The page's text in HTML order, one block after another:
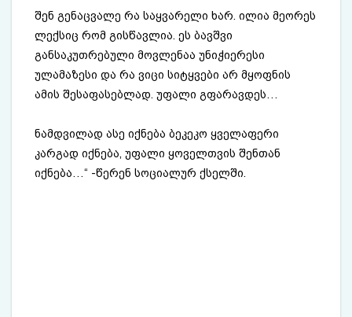
შენ გენაცვალე რა საყვარელი ხარ. ილია მეორეს
ლექსიც რომ გისწავლია. ეს ბავშვი
განსაკუთრებული მოვლენაა უნიჭიერესი
ულამაზესი და რა ვიცი სიტყვები არ მყოფნის
ამის შესაფასებლად. უფალი გფარავდეს…
ნამდვილად ასე იქნება ბეკეკო ყველაფერი
კარგად იქნება, უფალი ყოველთვის შენთან
იქნება…“ -წერენ სოციალურ ქსელში.